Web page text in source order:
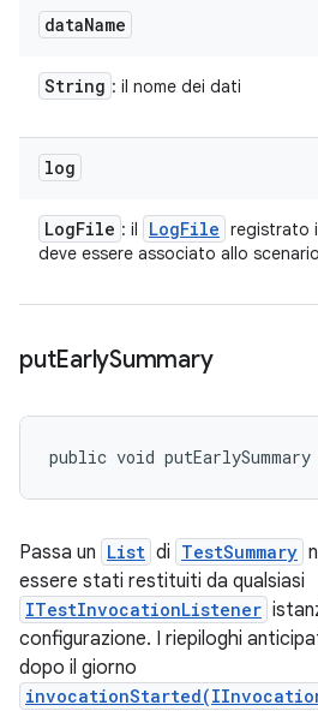
dataName
String : il nome dei dati
log
LogFile : il LogFile registrato
deve essere associato allo
putEarlySummary
public void
Passa un List di TestSummary
essere stati restituiti da qualsiasi
ITestInvocationListener
configurazione. I riepiloghi
dopo il giorno